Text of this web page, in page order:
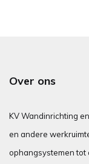
Over ons
KV Wandinrichting
en andere
ophangsystemen tot